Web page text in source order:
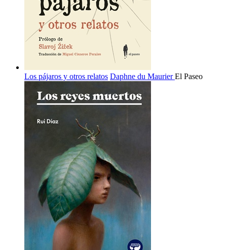
Los pájaros y otros relatos Daphne du MaurierEl Paseo